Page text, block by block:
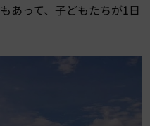
あって、子どもたちが1日